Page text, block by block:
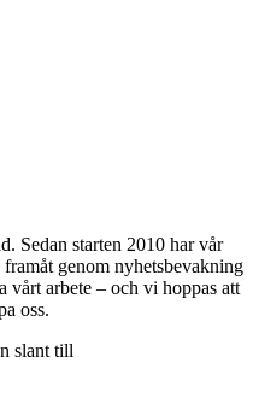
Sedan starten 2010 har vår
genom nyhetsbevakning
arbete – och vi hoppas att
oss.
slant till